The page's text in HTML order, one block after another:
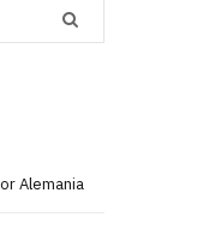
Alemania